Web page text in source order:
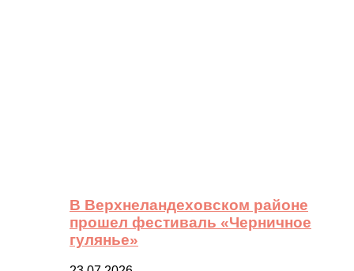
В Верхнеландеховском районе
прошел фестиваль «Черничное
гулянье»